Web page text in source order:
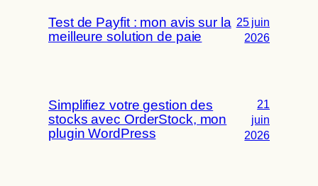
Test de Payfit : mon avis sur la
meilleure solution de paie
25 juin
2026
Simplifiez votre gestion des
stocks avec OrderStock, mon
plugin WordPress
21
juin
2026